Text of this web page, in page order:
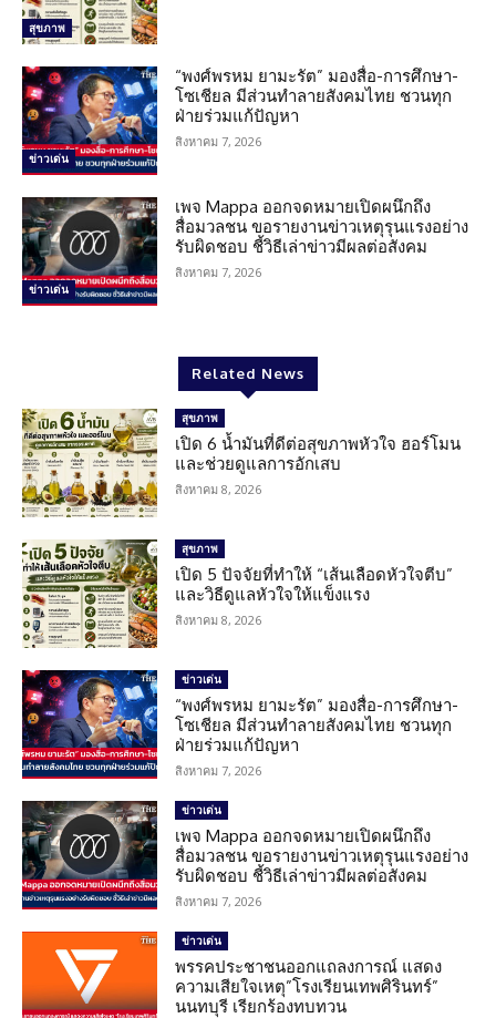
สุขภาพ
ข่าวเด่น
“พงศ์พรหม ยามะรัต” มองสื่อ-การศึกษา-
โซเชียล มีส่วนทำลายสังคมไทย ชวนทุก
ฝ่ายร่วมแก้ปัญหา
สิงหาคม 7, 2026
ข่าวเด่น
เพจ Mappa ออกจดหมายเปิดผนึกถึง
สื่อมวลชน ขอรายงานข่าวเหตุรุนแรงอย่าง
รับผิดชอบ ชี้วิธีเล่าข่าวมีผลต่อสังคม
สิงหาคม 7, 2026
Related News
สุขภาพ
เปิด 6 น้ำมันที่ดีต่อสุขภาพหัวใจ ฮอร์โมน
และช่วยดูแลการอักเสบ
สิงหาคม 8, 2026
สุขภาพ
เปิด 5 ปัจจัยที่ทำให้ “เส้นเลือดหัวใจตีบ”
และวิธีดูแลหัวใจให้แข็งแรง
สิงหาคม 8, 2026
ข่าวเด่น
“พงศ์พรหม ยามะรัต” มองสื่อ-การศึกษา-
โซเชียล มีส่วนทำลายสังคมไทย ชวนทุก
ฝ่ายร่วมแก้ปัญหา
สิงหาคม 7, 2026
ข่าวเด่น
เพจ Mappa ออกจดหมายเปิดผนึกถึง
สื่อมวลชน ขอรายงานข่าวเหตุรุนแรงอย่าง
รับผิดชอบ ชี้วิธีเล่าข่าวมีผลต่อสังคม
สิงหาคม 7, 2026
ข่าวเด่น
พรรคประชาชนออกแถลงการณ์ แสดง
ความเสียใจเหตุ”โรงเรียนเทพศิรินทร์”
นนทบุรี เรียกร้องทบทวน